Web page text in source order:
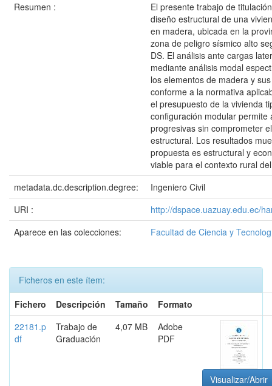
Resumen :
El presente trabajo de
diseño estructural de una
en madera, ubicada en la
zona de peligro sísmico alto
DS. El análisis ante cargas
mediante análisis modal
los elementos de madera y
conforme a la normativa
el presupuesto de la vivienda
configuración modular permite
progresivas sin comprometer
estructural. Los resultados
propuesta es estructural y
viable para el contexto rural
metadata.dc.description.degree:
Ingeniero Civil
URI :
http://dspace.uazuay.edu.ec/
Aparece en las colecciones:
Facultad de Ciencia y
Ficheros en este ítem:
Fichero
Descripción Tamaño
Formato
22181.p
df
Trabajo de
Graduación
4,07 MB
Adobe
PDF
Visualizar/Abrir